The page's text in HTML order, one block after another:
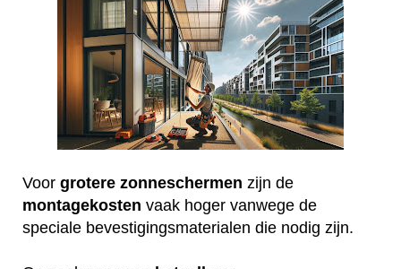
Voor grotere zonneschermen zijn de
montagekosten vaak hoger vanwege de
speciale bevestigingsmaterialen die nodig zijn.